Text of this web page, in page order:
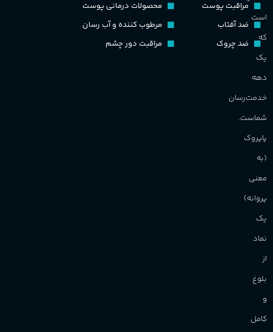
گروه بویایی میوه ای
مناسب برای
آقایان
است
که
یک
دهه
خدمت‌رسان
شماست.
پاپروک
(به
معنی
پروانه)
یک
نماد
از
بلوغ
و
کامل
مراقبت پوست
ضد آفتاب
ضد چروک
محصولات درمانی پوست
مرطوب کننده و آب رسان
مراقبت دور چشم